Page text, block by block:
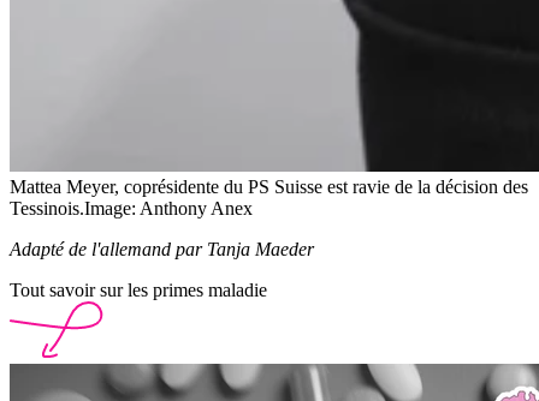
Mattea Meyer, coprésidente du PS Suisse est ravie de la décision des
Tessinois.Image: Anthony Anex
Adapté de l'allemand par Tanja Maeder
Tout savoir sur les primes maladie